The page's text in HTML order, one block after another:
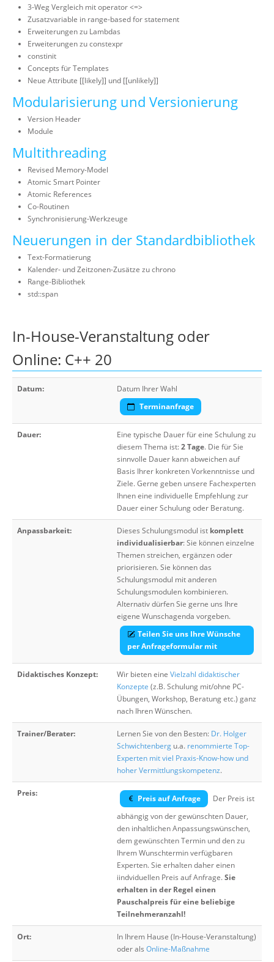
3-Weg Vergleich mit operator <=>
Zusatzvariable in range-based for statement
Erweiterungen zu Lambdas
Erweiterungen zu constexpr
constinit
Concepts für Templates
Neue Attribute [[likely]] und [[unlikely]]
Modularisierung und Versionierung
Version Header
Module
Multithreading
Revised Memory-Model
Atomic Smart Pointer
Atomic References
Co-Routinen
Synchronisierung-Werkzeuge
Neuerungen in der Standardbibliothek
Text-Formatierung
Kalender- und Zeitzonen-Zusätze zu chrono
Range-Bibliothek
std::span
In-House-Veranstaltung oder
Online: C++ 20
Datum:
Datum Ihrer Wahl
Terminanfrage
Dauer:
Eine typische Dauer für eine Schulung zu
diesem Thema ist:2 Tage. Die für Sie
sinnvolle Dauer kann abweichen auf
Basis Ihrer konkreten Vorkenntnisse und
Ziele. Gerne geben unsere Fachexperten
Ihnen eine individuelle Empfehlung zur
Dauer einer Schulung oder Beratung.
Anpassbarkeit: Dieses Schulungsmodul ist komplett
individualisierbar: Sie können einzelne
Themen streichen, ergänzen oder
priorisieren. Sie können das
Schulungsmodul mit anderen
Schulungsmodulen kombinieren.
Alternativ dürfen Sie gerne uns Ihre
eigene Wunschagenda vorgeben.
Teilen Sie uns Ihre Wünsche
per Anfrageformular mit
Didaktisches Konzept: Wir bieten eine Vielzahl didaktischer
Konzepte (z.B. Schulung mit/ohne PC-
Übungen, Workshop, Beratung etc.) ganz
nach Ihren Wünschen.
Trainer/Berater: Lernen Sie von den Besten: Dr. Holger
Schwichtenberg u.a. renommierte Top-
Experten mit viel Praxis-Know-how und
hoher Vermittlungskompetenz.
Preis:
Preis auf Anfrage
Der Preis ist
abhängig von der gewünschten Dauer,
den inhaltlichen Anpassungswünschen,
dem gewünschten Termin und den zu
Ihrem Wunschtermin verfügbaren
Experten. Sie erhalten daher einen
iindviduellen Preis auf Anfrage.Sie
erhalten in der Regel einen
Pauschalpreis für eine beliebige
Teilnehmeranzahl!
Ort:
In Ihrem Hause (In-House-Veranstaltung)
oder als Online-Maßnahme